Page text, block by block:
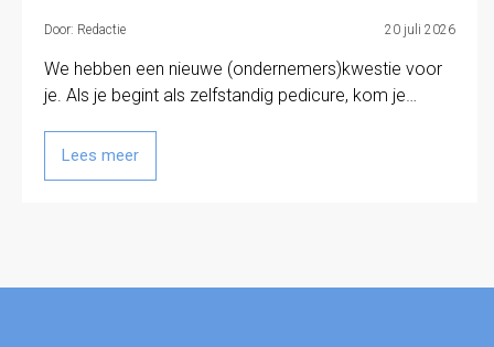
Door: Redactie 20 juli 2026
We hebben een nieuwe (ondernemers)kwestie voor
je. Als je begint als zelfstandig pedicure, kom je…
Lees meer